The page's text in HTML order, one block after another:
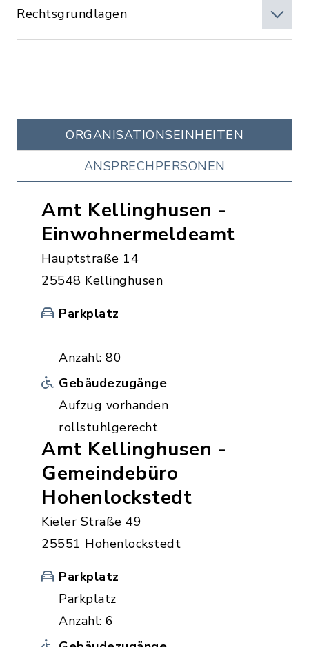
Rechtsgrundlagen
ORGANISATIONS­EINHEITEN
ANSPRECHPERSONEN
Amt Kellinghusen -
Einwohnermeldeamt
Hauptstraße 14
25548 Kellinghusen
Parkplatz
Anzahl: 80
Gebäudezugänge
Aufzug vorhanden
rollstuhlgerecht
Amt Kellinghusen -
Gemeindebüro
Hohenlockstedt
Kieler Straße 49
25551 Hohenlockstedt
Parkplatz
Parkplatz
Anzahl: 6